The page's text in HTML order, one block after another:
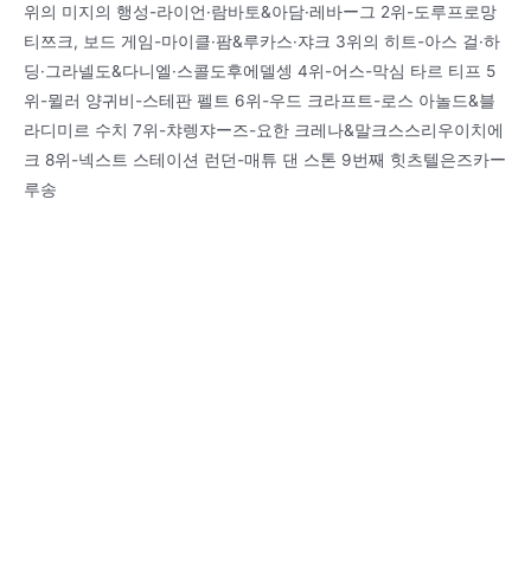
위의 미지의 행성-라이언·람바토&아담·레바ー그 2위-도루프로망
티쯔크, 보드 게임-마이클·팜&루카스·쟈크 3위의 히트-아스 걸·하
딩·그라넬도&다니엘·스콜도후에델셍 4위-어스-막심 타르 티프 5
위-뮐러 양귀비-스테판 펠트 6위-우드 크라프트-로스 아놀드&블
라디미르 수치 7위-챠렝쟈ー즈-요한 크레나&말크스스리우이치에
크 8위-넥스트 스테이션 런던-매튜 댄 스톤 9번째 힛츠텔은즈카ー
루송